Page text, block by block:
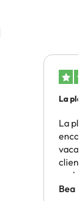
La
La
Bea